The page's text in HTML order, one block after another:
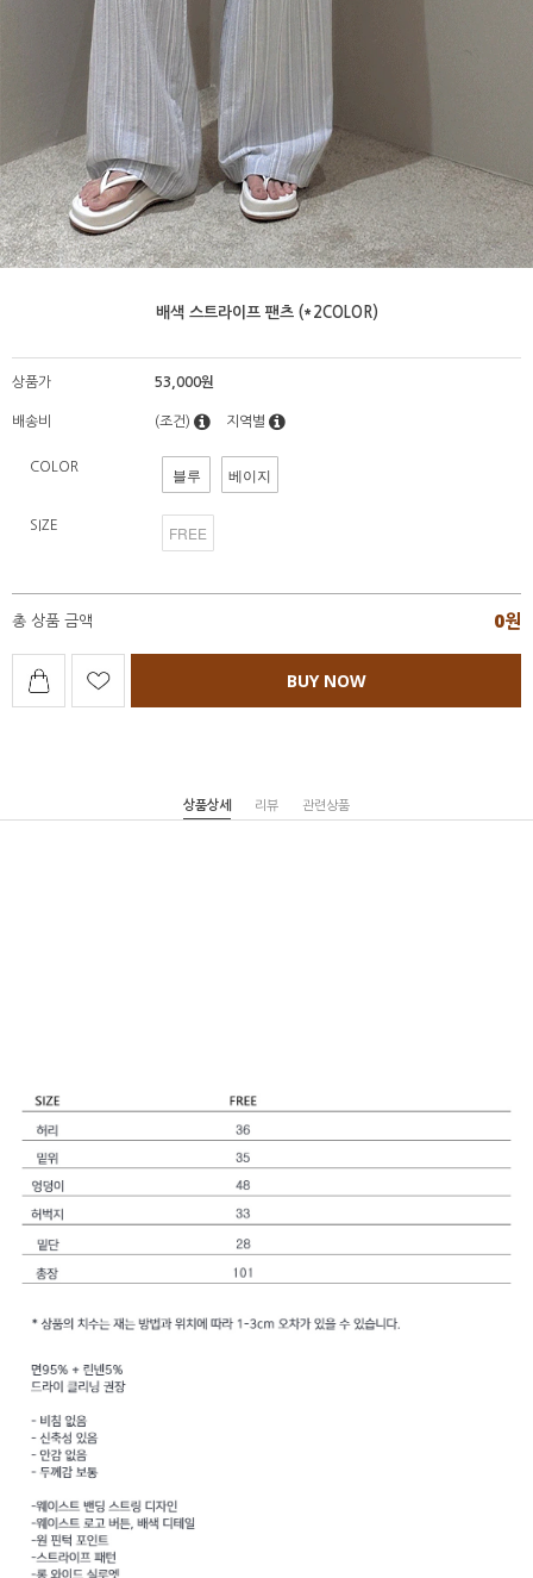
배색 스트라이프 팬츠 (*2COLOR)
상품가 53,000원
배송비 (조건) 지역별
COLOR 블루 베이지
SIZE FREE
총 상품 금액 0원
BUY NOW
상품상세 리뷰 관련상품